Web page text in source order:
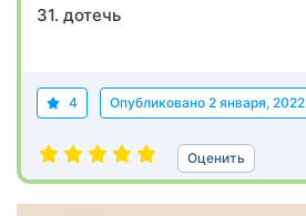
31. дотечь
4 Опубликовано 2 января, 2022
Оценить